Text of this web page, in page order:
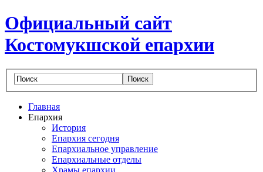
Официальный сайт
Костомукшской епархии
Главная
Епархия
История
Епархия сегодня
Епархиальное управление
Епархиальные отделы